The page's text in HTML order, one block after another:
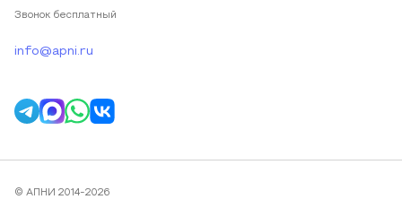
Звонок бесплатный
info@apni.ru
© АПНИ 2014-2026